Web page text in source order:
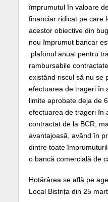
împrumutul în valoare
financiar ridicat pe care
acestor obiective din
nou împrumut bancar
plafonul anual pentru
rambursabile
existând riscul să nu se
efectuarea de trageri în
limite aprobate deja de
efectuarea de trageri în
contractat de la BCR,
avantajoasă, având în
dintre toate
o bancă comercială de
Hotărârea se află pe
Local Bistrița din 25